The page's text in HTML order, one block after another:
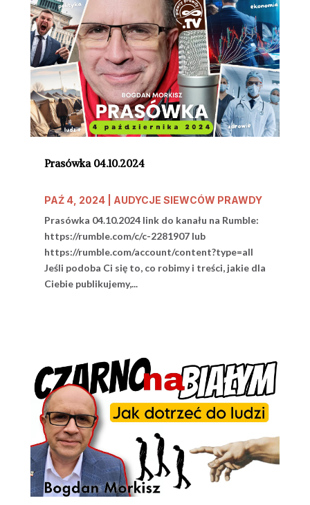
Prasówka 04.10.2024
PAŹ 4, 2024| AUDYCJE SIEWCÓW PRAWDY
Prasówka 04.10.2024 link do kanału na Rumble:
https://rumble.com/c/c-2281907 lub
https://rumble.com/account/content?type=all
Jeśli podoba Ci się to, co robimy i treści, jakie dla
Ciebie publikujemy,...